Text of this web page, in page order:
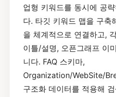
업형 키워드를 동시에 공
다. 타깃 키워드 맵을 구축
을 체계적으로 연결하고,
이틀/설명, 오픈그래프 이
니다. FAQ 스키마,
Organization/WebSite/
구조화 데이터를 적용해